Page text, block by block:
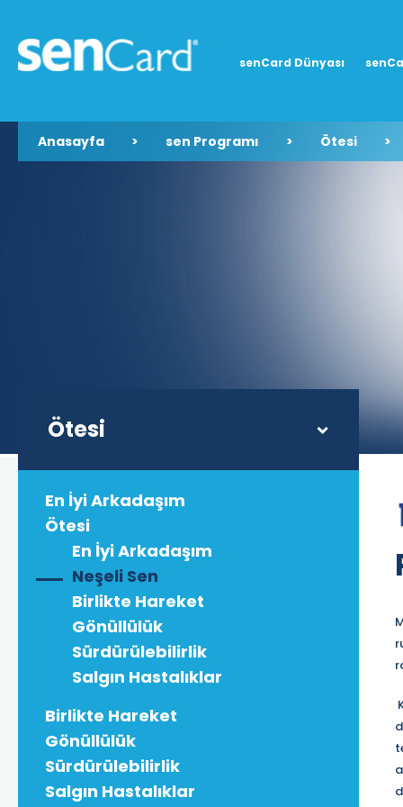
senCard Dünyası
Anasayfa > sen Programı > Ötesi >
Ötesi
En İyi Arkadaşım
Ötesi
En İyi Arkadaşım
Neşeli Sen
Birlikte Hareket
Gönüllülük
Sürdürülebilirlik
Salgın Hastalıklar
Birlikte Hareket
Gönüllülük
Sürdürülebilirlik
Salgın Hastalıklar